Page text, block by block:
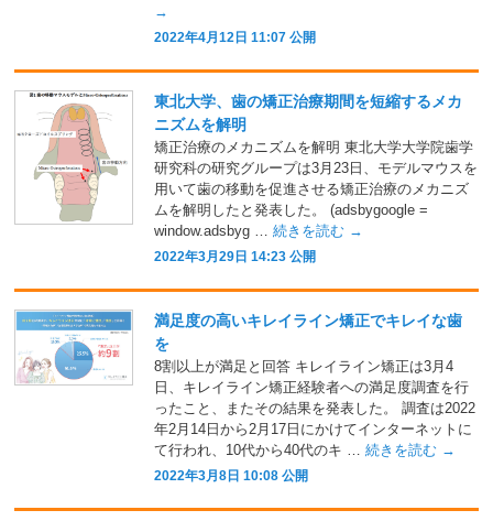
→
2022年4月12日 11:07 公開
東北大学、歯の矯正治療期間を短縮するメカ
ニズムを解明
矯正治療のメカニズムを解明 東北大学大学院歯学
研究科の研究グループは3月23日、モデルマウスを
用いて歯の移動を促進させる矯正治療のメカニズ
ムを解明したと発表した。 (adsbygoogle =
window.adsbyg … 続きを読む →
2022年3月29日 14:23 公開
満足度の高いキレイライン矯正でキレイな歯
を
8割以上が満足と回答 キレイライン矯正は3月4
日、キレイライン矯正経験者への満足度調査を行
ったこと、またその結果を発表した。 調査は2022
年2月14日から2月17日にかけてインターネットに
て行われ、10代から40代のキ … 続きを読む →
2022年3月8日 10:08 公開